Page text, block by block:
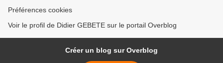
Préférences cookies
Voir le profil de Didier GEBETE sur le portail Overblog
Créer un blog sur Overblog